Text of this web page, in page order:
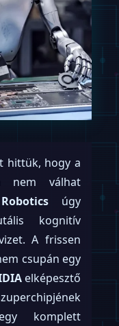
hittük, hogy a
nem válhat
úgy
kognitív
A frissen
csupán egy
elképesztő
komplett